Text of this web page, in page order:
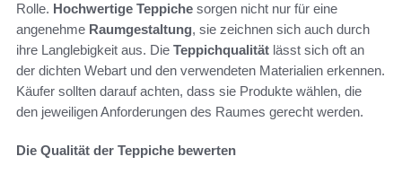
Rolle. Hochwertige Teppiche sorgen nicht nur für eine
angenehme Raumgestaltung, sie zeichnen sich auch durch
ihre Langlebigkeit aus. Die Teppichqualität lässt sich oft an
der dichten Webart und den verwendeten Materialien erkennen.
Käufer sollten darauf achten, dass sie Produkte wählen, die
den jeweiligen Anforderungen des Raumes gerecht werden.
Die Qualität der Teppiche bewerten